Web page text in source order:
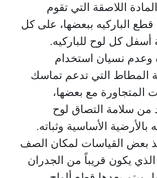
اللاصقة التي تقوم
قطع الباركيه ببعضها، على كل
أسفل كل لوح للباركيه.
وعدم نسيان استخدام
المطاط التي تدعم تماسك
المتجاورة مع بعضها،
من سلامة التصاق لوح
بالأرضية الأساسية وثباته.
بعض القياسات لمكان الصف
الذي يكون قريباً من الجدران